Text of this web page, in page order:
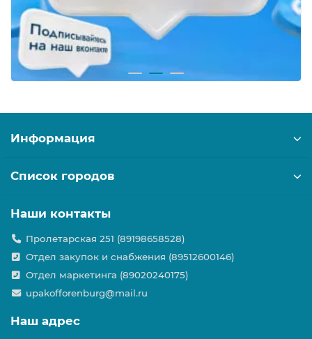
Информация
Список городов
Наши контакты
Пролетарская 251 (89198658528)
Отдел закупок и снабжения (89512600146)
Отдел маркетинга (89020240175)
upakofforenburg@mail.ru
Наш адрес